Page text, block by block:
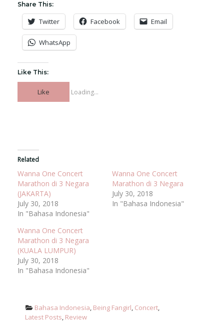
Share This:
Twitter Facebook Email
WhatsApp
Like This:
Like Loading...
Related
Wanna One Concert
Marathon di 3 Negara
(JAKARTA)
July 30, 2018
In "Bahasa Indonesia"
Wanna One Concert
Marathon di 3 Negara
July 30, 2018
In "Bahasa Indonesia"
Wanna One Concert
Marathon di 3 Negara
(KUALA LUMPUR)
July 30, 2018
In "Bahasa Indonesia"
Bahasa Indonesia, Being Fangirl, Concert
Latest Posts, Review